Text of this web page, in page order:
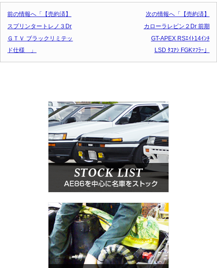
前の情報へ「【売約済】
スプリンタートレノ３Dr
ＧＴＶ ブラックリミテッ
ド仕様 」
次の情報へ「【売約済】
カローラレビン２Dr 前期
GT-APEX RSｴｲﾄ14ｲﾝﾁ
LSD ﾀｺｱｼ FGKﾏﾌﾗｰ」